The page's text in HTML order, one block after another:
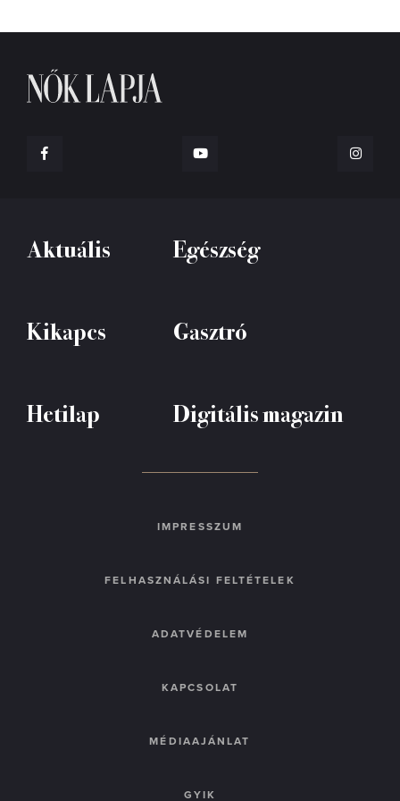
Aktuális Egészség
Kikapcs Gasztró
Hetilap Digitális magazin
IMPRESSZUM
FELHASZNÁLÁSI FELTÉTELEK
ADATVÉDELEM
KAPCSOLAT
MÉDIAAJÁNLAT
GYIK